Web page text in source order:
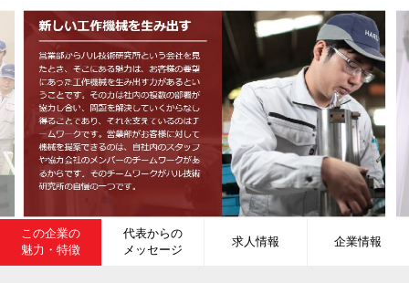
この企業の
魅力・特徴
代表からの
メッセージ
求人情報 企業情報